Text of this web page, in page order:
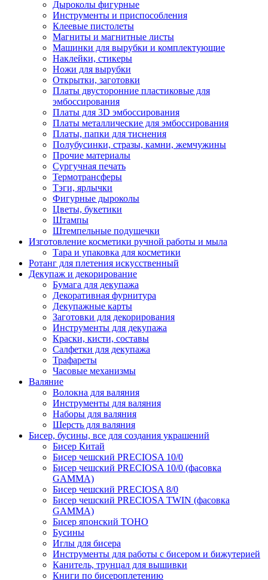
Дыроколы фигурные
Инструменты и приспособления
Клеевые пистолеты
Магниты и магнитные листы
Машинки для вырубки и комплектующие
Наклейки, стикеры
Ножи для вырубки
Открытки, заготовки
Платы двусторонние пластиковые для
эмбоссирования
Платы для 3D эмбоссирования
Платы металлические для эмбоссирования
Платы, папки для тиснения
Полубусинки, стразы, камни, жемчужины
Прочие материалы
Сургучная печать
Термотрансферы
Тэги, ярлычки
Фигурные дыроколы
Цветы, букетики
Штампы
Штемпельные подушечки
Изготовление косметики ручной работы и мыла
Тара и упаковка для косметики
Ротанг для плетения искусственный
Декупаж и декорирование
Бумага для декупажа
Декоративная фурнитура
Декупажные карты
Заготовки для декорирования
Инструменты для декупажа
Краски, кисти, составы
Салфетки для декупажа
Трафареты
Часовые механизмы
Валяние
Волокна для валяния
Инструменты для валяния
Наборы для валяния
Шерсть для валяния
Бисер, бусины, все для создания украшений
Бисер Китай
Бисер чешский PRECIOSA 10/0
Бисер чешский PRECIOSA 10/0 (фасовка
GAMMA)
Бисер чешский PRECIOSA 8/0
Бисер чешский PRECIOSA TWIN (фасовка
GAMMA)
Бисер японский TOHO
Бусины
Иглы для бисера
Инструменты для работы с бисером и бижутерией
Канитель, трунцал для вышивки
Книги по бисероплетению